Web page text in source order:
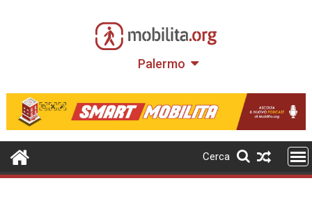
Palermo
Cerca